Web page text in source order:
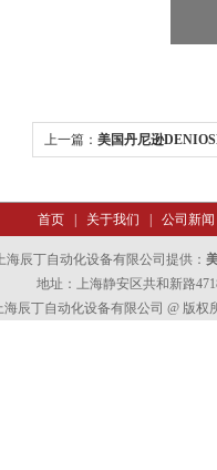
上一篇： 美国丹尼逊
首页| 关于我们 公司新闻
辰丁自动化设备有限公司提供：
地址：上海静安区共和新路
海辰丁自动化设备有限公司 @ 版权